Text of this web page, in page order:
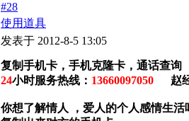
#28
使用道具
发表于 2012-8-5 13:05
复制手机卡，手机克隆卡，通话查询
24小时服务热线： 13660097050 赵
你想了解情人
，爱人的个人感情生